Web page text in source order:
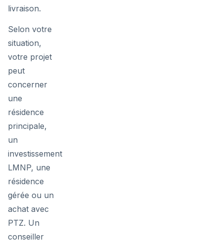
livraison.
Selon votre
situation,
votre projet
peut
concerner
une
résidence
principale,
un
investissement
LMNP, une
résidence
gérée ou un
achat avec
PTZ. Un
conseiller